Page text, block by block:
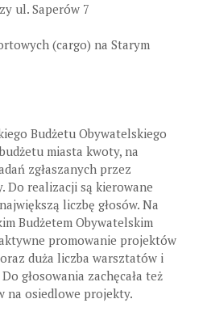
ul. Saperów 7
(cargo) na Starym
Budżetu Obywatelskiego
miasta kwoty, na
zgłaszanych przez
Do realizacji są kierowane
liczbę głosów. Na
Budżetem Obywatelskim
promowanie projektów
duża liczba warsztatów i
głosowania zachęcała też
na osiedlowe projekty.